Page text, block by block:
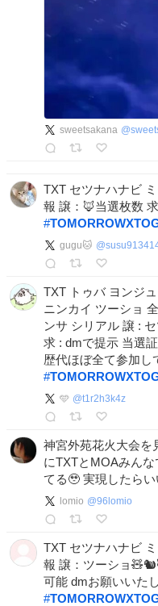
sweetsakana @
TXT セツナハナビ
報 譲：🦊当選枚数
#
gugu🐱 @
TXT トゥバ ヨンジ
ニンカイ ツーショ
ンサ シリアル 譲 :
求 : dmで提示 当選
歴代ほぼ全て参加し
#
🩵 @t1r2h3k4z
神宮外苑花火大会を
にTXTとMOAみん
てる🥹 実現したらい
lomio @96lomio
TXT セツナハナビ
報 譲：ツーショ
可能 dmお願いいた
#